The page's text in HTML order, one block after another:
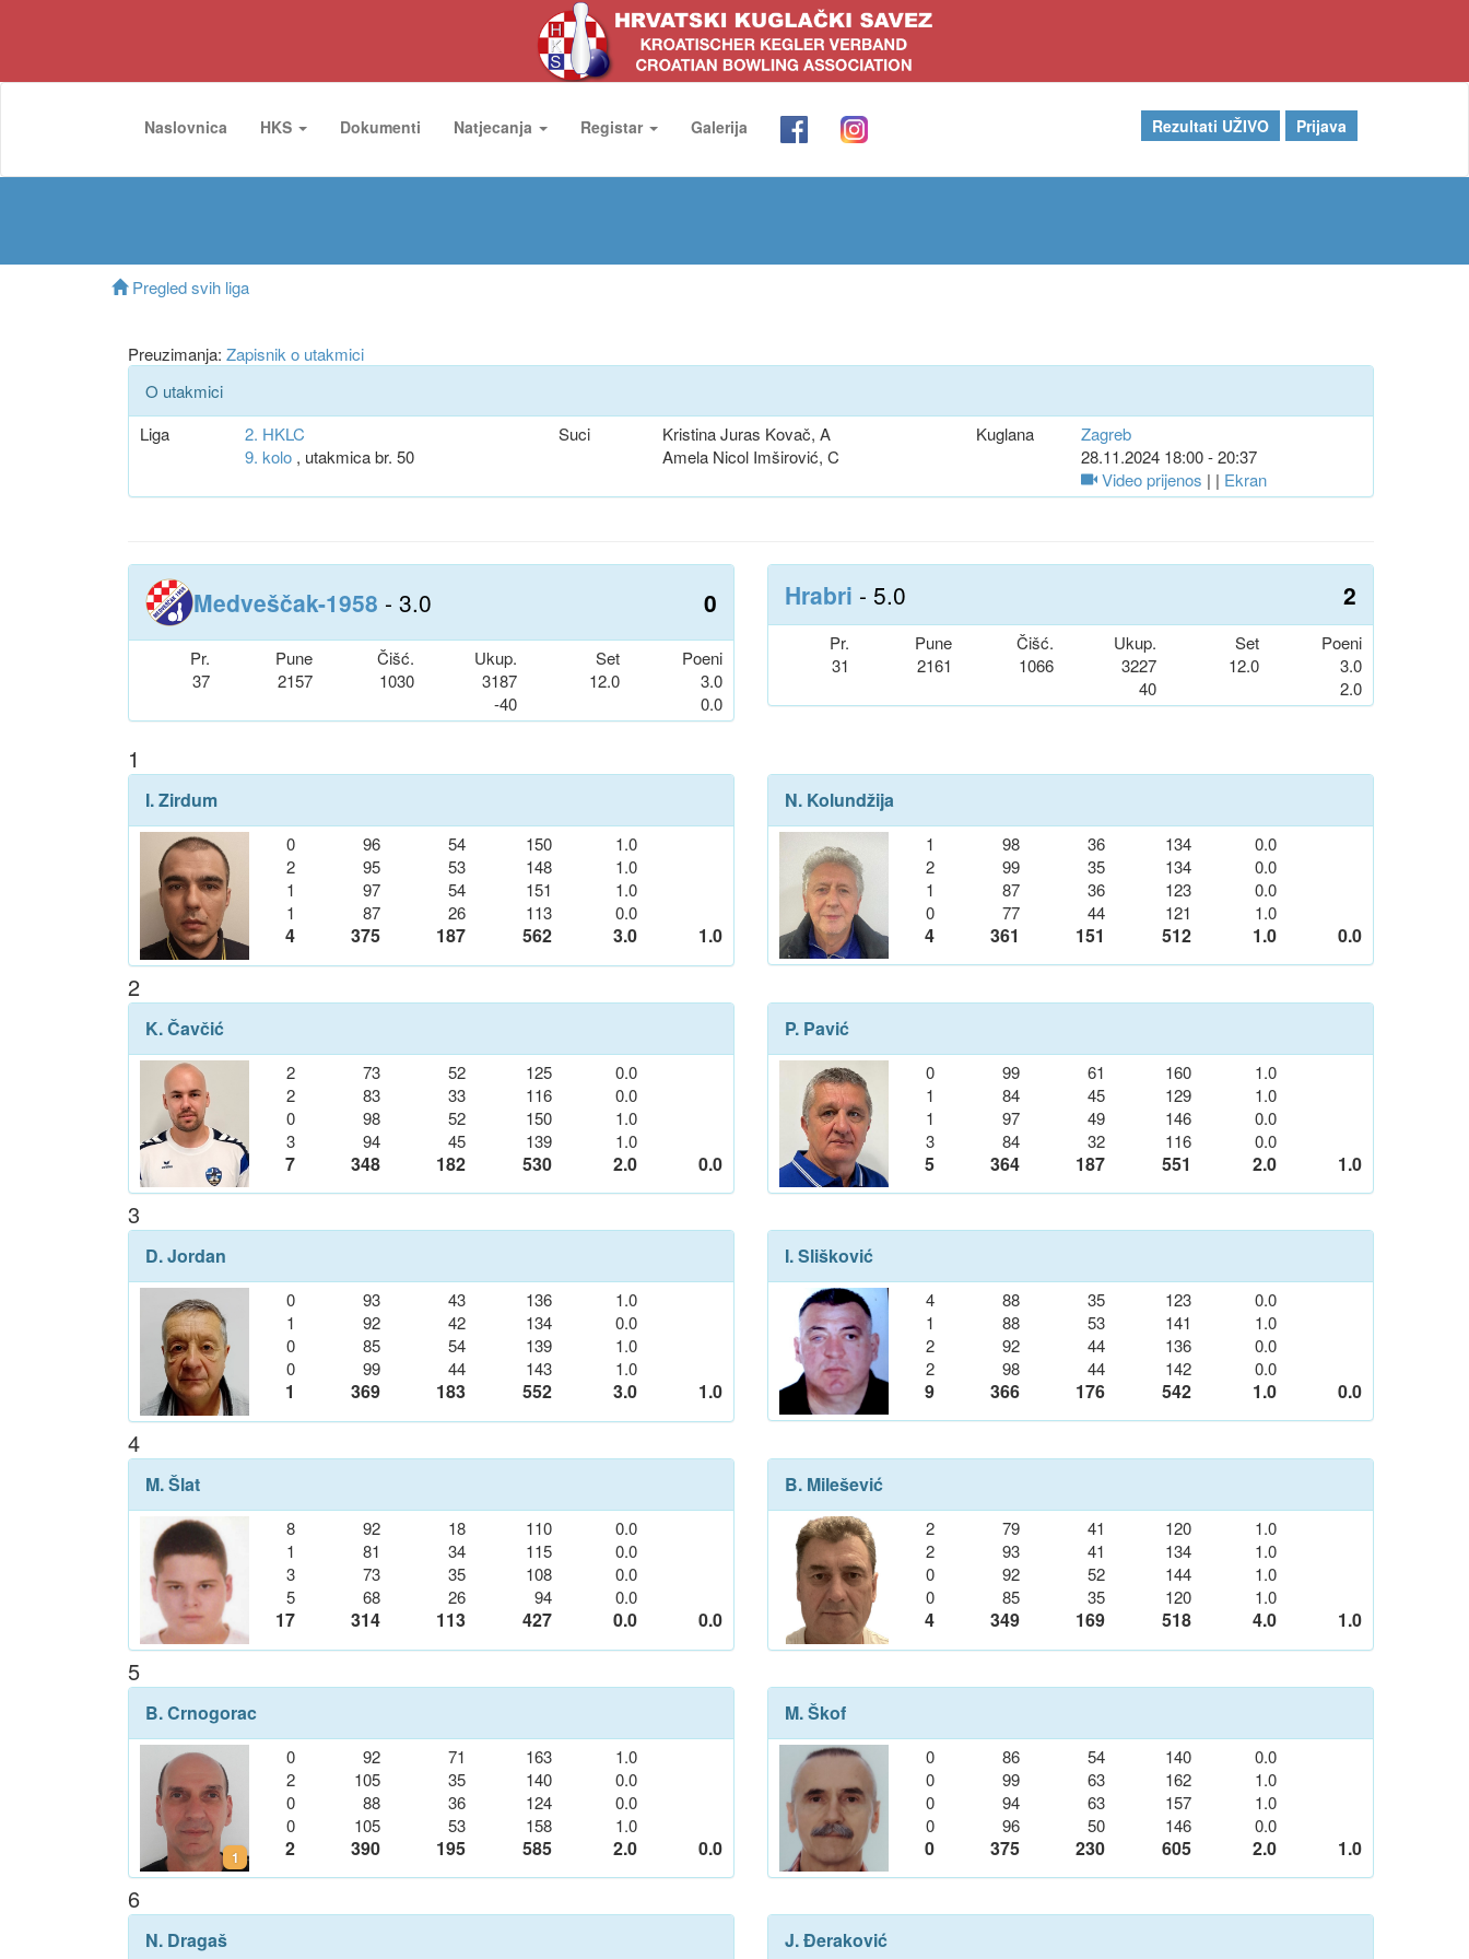
Naslovnica HKS Dokumenti Natjecanja Registar Galerija Rezultati UŽIVO Prijava
Pregled svih liga
Preuzimanja: Zapisnik o utakmici
O utakmici
Liga
2. HKLC
9. kolo, utakmica br. 50
Suci
Kristina Juras Kovač, A
Amela Nicol Imširović, C
Kuglana
Zagreb
28.11.2024 18:00 - 20:37
Video prijenos | | Ekran
Medveščak-1958 - 3.0 0
Pr. Pune Čišć. Ukup. Set
Poeni
37
2157 1030
3187
-40
12.0
3.0
0.0
Hrabri - 5.0 2
Pr. Pune Čišć. Ukup. Set
Poeni
31
2161 1066
3227
40
12.0
3.0
2.0
1
I. Zirdum
0 96 54 150
1.0
2
95 53 148
1.0
1
97 54 151
1.0
1
87 26 113 0.0
4 375 187 562 3.0 1.0
N. Kolundžija
1 98 36 134
0.0
2
99 35 134
0.0
1
87 36 123
0.0
0
77 44 121 1.0
4 361 151 512 1.0 0.0
2
K. Čavčić
2 73 52 125
0.0
2
83 33 116
0.0
0
98 52 150
1.0
3
94 45 139 1.0
7 348 182 530 2.0 0.0
P. Pavić
0 99 61 160
1.0
1
84 45 129
1.0
1
97 49 146
0.0
3
84 32 116 0.0
5 364 187 551 2.0 1.0
3
D. Jordan
0 93 43 136
1.0
1
92 42 134
0.0
0
85 54 139
1.0
0
99 44 143 1.0
1 369 183 552 3.0 1.0
I. Slišković
4 88 35 123
0.0
1
88 53 141
1.0
2
92 44 136
0.0
2
98 44 142 0.0
9 366 176 542 1.0 0.0
4
M. Šlat
8 92 18 110
0.0
1
81 34 115
0.0
3
73 35 108
0.0
5
68 26 94 0.0
17 314 113 427 0.0 0.0
B. Milešević
2 79 41 120
1.0
2
93 41 134
1.0
0
92 52 144
1.0
0
85 35 120 1.0
4 349 169 518 4.0 1.0
5
B. Crnogorac
1
0 92 71 163
1.0
2
105 35 140
0.0
0
88 36 124
0.0
0
105 53 158 1.0
2 390 195 585 2.0 0.0
M. Škof
0 86 54 140
0.0
0
99 63 162
1.0
0
94 63 157
1.0
0
96 50 146 0.0
0 375 230 605 2.0 1.0
6
N. Dragaš J. Đeraković